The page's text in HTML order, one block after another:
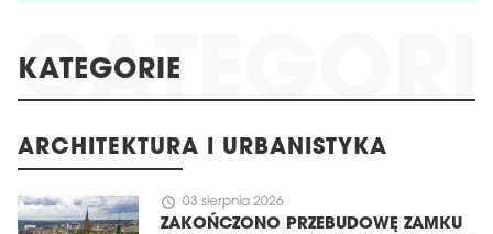
KATEGORIE
ARCHITEKTURA I URBANISTYKA
schedule 03 sierpnia 2026
ZAKOŃCZONO PRZEBUDOWĘ ZAMKU